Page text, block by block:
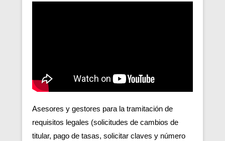
Asesores y gestores para la tramitación de
requisitos legales (solicitudes de cambios de
titular, pago de tasas, solicitar claves y número